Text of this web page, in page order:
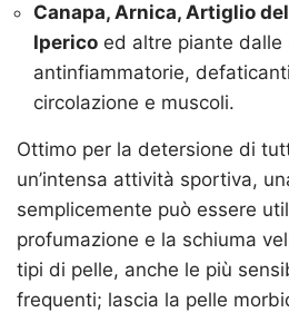
Canapa, Arnica, Artiglio
Iperico ed altre piante dalle
antinfiammatorie,
circolazione e muscoli.
Ottimo per la detersione di
un’intensa attività sportiva,
semplicemente può essere
profumazione e la schiuma
tipi di pelle, anche le più
frequenti; lascia la pelle